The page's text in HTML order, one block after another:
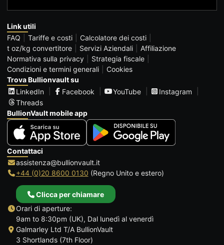
Link utili
FAQ
Tariffe e costi
Calcolatore dei costi
t oz/kg convertitore
Servizi Aziendali
Affiliazione
Normativa sulla privacy
Strategia fiscale
Condizioni e termini generali
Cookies
Trova Bullionvault su
LinkedIn
Facebook YouTube
Instagram
Threads
BullionVault mobile app
Contattaci
assistenza@bullionvault.it
+44 (0)20 8600 0130 (Regno Unito e estero)
Clicca per chiamare
Orari di aperture:
9am to 8:30pm (UK), Dal lunedì al venerdì
Galmarley Ltd T/A BullionVault
3 Shortlands (7th Floor)